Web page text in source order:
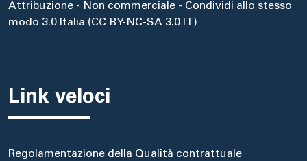
Attribuzione - Non commerciale - Condividi allo stesso
modo 3.0 Italia (CC BY-NC-SA 3.0 IT)
Link veloci
Regolamentazione della Qualità contrattuale